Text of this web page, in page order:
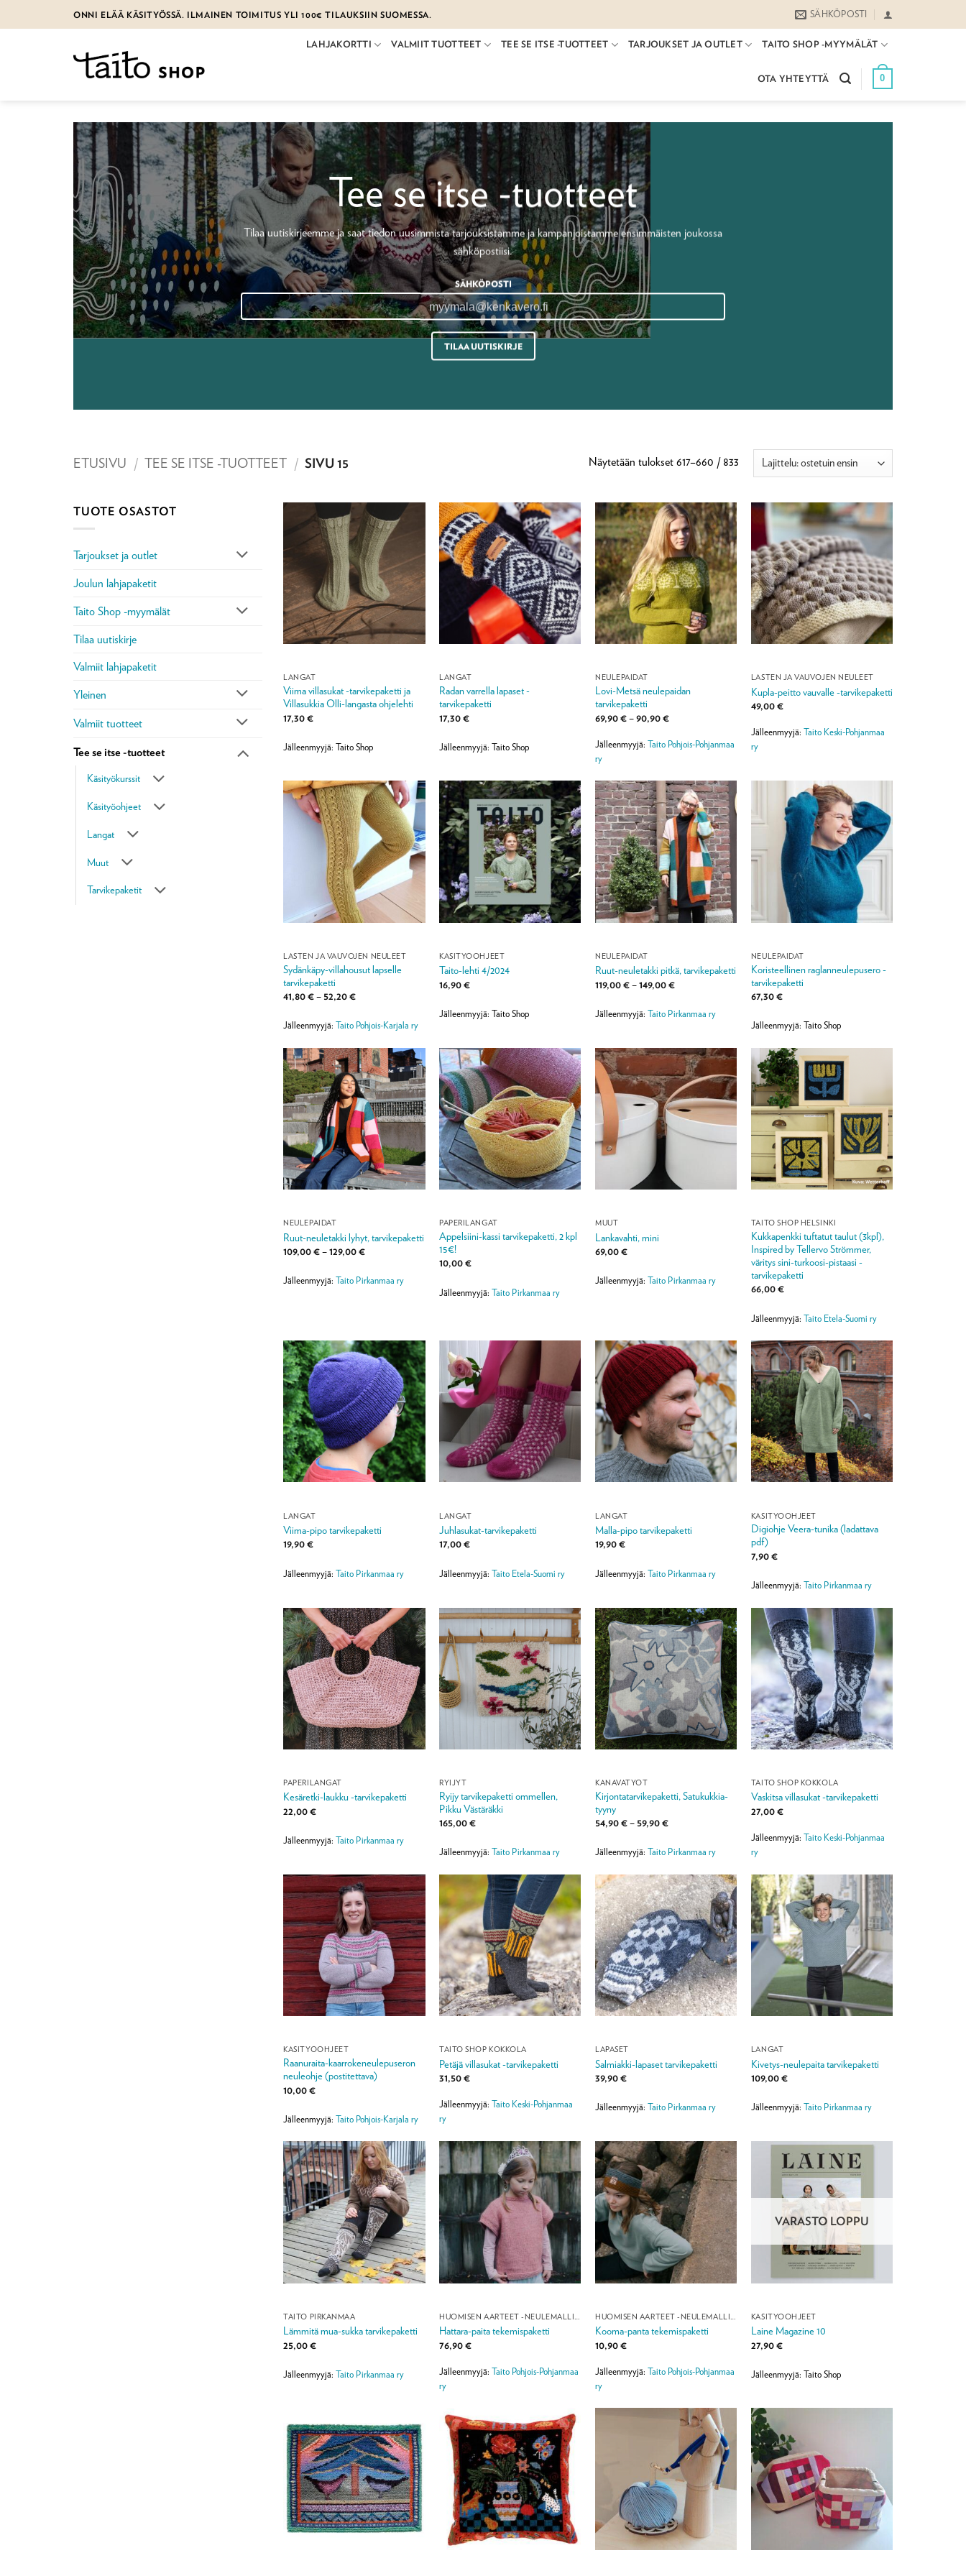
to
ONNI ELÄÄ KÄSITYÖSSÄ. ILMAINEN TOIMITUS YLI 100€ TILAUKSIIN SUOMESSA. SÄHKÖPOSTI
LAHJAKORTTI VALMIIT TUOTTEET TEE SE ITSE -TUOTTEET TARJOUKSET JA OUTLET TAITO SHOP -MYYMÄLÄT
OTA YHTEYTTÄ 0
Tee se itse -tuotteet
Tilaa uutiskirjeemme ja saat tiedon uusimmista tarjouksistamme ja kampanjoistamme ensimmäisten joukossa
sähköpostiisi.
SÄHKÖPOSTI
TILAA UUTISKIRJE
ETUSIVU / TEE SE ITSE -TUOTTEET / SIVU 15 Näytetään tulokset 617–660 / 833Suosituimmat
ensin
TUOTE OSASTOT
Tarjoukset ja outlet
Joulun lahjapaketit
Taito Shop -myymälät
Tilaa uutiskirje
Valmiit lahjapaketit
Yleinen
Valmiit tuotteet
Tee se itse -tuotteet
Käsityökurssit
Käsityöohjeet
Langat
Muut
Tarvikepaketit
LANGAT
Viima villasukat -tarvikepaketti ja
Villasukkia Olli-langasta ohjelehti
17,30€
Jälleenmyyjä: Taito Shop
LANGAT
Radan varrella lapaset -
tarvikepaketti
17,30€
Jälleenmyyjä: Taito Shop
NEULEPAIDAT
Lovi-Metsä neulepaidan
tarvikepaketti
69,90€–90,90€Hintaluokka:
90,90 €
Jälleenmyyjä:Taito Pohjois-Pohjanmaa
ry
LASTEN JA VAUVOJEN NEULEET
Kupla-peitto vauvalle -tarvikepaketti
49,00€
Jälleenmyyjä: Taito Keski-Pohjanmaa
ry
LASTEN JA VAUVOJEN NEULEET
Sydänkäpy-villahousut lapselle
tarvikepaketti
41,80€– 52,20€Hintaluokka:
52,20 €
Jälleenmyyjä:Taito Pohjois-Karjala ry
KÄSITYÖOHJEET
Taito-lehti 4/2024
16,90€
Jälleenmyyjä: Taito Shop
NEULEPAIDAT
Ruut-neuletakki pitkä, tarvikepaketti
119,00€–149,00€Hintaluokka:
149,00 €
Jälleenmyyjä:Taito Pirkanmaa ry
NEULEPAIDAT
Koristeellinen raglanneulepusero -
tarvikepaketti
67,30€
Jälleenmyyjä: Taito Shop
NEULEPAIDAT
Ruut-neuletakki lyhyt, tarvikepaketti
109,00€–129,00€Hintaluokka:
129,00 €
Jälleenmyyjä:Taito Pirkanmaa ry
PAPERILANGAT
Appelsiini-kassi tarvikepaketti, 2 kpl
15€!
10,00€
Jälleenmyyjä:Taito Pirkanmaa ry
MUUT
Lankavahti, mini
69,00€
Jälleenmyyjä:Taito Pirkanmaa ry
TAITO SHOP HELSINKI
Kukkapenkki tuftatut taulut (3kpl),
Inspired by Tellervo Strömmer,
väritys sini-turkoosi-pistaasi -
tarvikepaketti
66,00€
Jälleenmyyjä: Taito Etela-Suomi ry
LANGAT
Viima-pipo tarvikepaketti
19,90€
Jälleenmyyjä:Taito Pirkanmaa ry
LANGAT
Juhlasukat-tarvikepaketti
17,00€
Jälleenmyyjä:Taito Etela-Suomi ry
LANGAT
Malla-pipo tarvikepaketti
19,90€
Jälleenmyyjä:Taito Pirkanmaa ry
KÄSITYÖOHJEET
Digiohje Veera-tunika (ladattava
pdf)
7,90€
Jälleenmyyjä: Taito Pirkanmaa ry
PAPERILANGAT
Kesäretki-laukku -tarvikepaketti
22,00€
Jälleenmyyjä:Taito Pirkanmaa ry
RYIJYT
Ryijy tarvikepaketti ommellen,
Pikku Västäräkki
165,00€
Jälleenmyyjä:Taito Pirkanmaa ry
KANAVATYÖT
Kirjontatarvikepaketti, Satukukkia-
tyyny
54,90€– 59,90€Hintaluokka:
59,90 €
Jälleenmyyjä:Taito Pirkanmaa ry
TAITO SHOP KOKKOLA
Vaskitsa villasukat -tarvikepaketti
27,00€
Jälleenmyyjä: Taito Keski-Pohjanmaa
ry
KÄSITYÖOHJEET
Raanuraita-kaarrokeneulepuseron
neuleohje (postitettava)
10,00€
Jälleenmyyjä:Taito Pohjois-Karjala ry
TAITO SHOP KOKKOLA
Petäjä villasukat -tarvikepaketti
31,50€
Jälleenmyyjä:Taito Keski-Pohjanmaa
ry
LAPASET
Salmiakki-lapaset tarvikepaketti
39,90€
Jälleenmyyjä:Taito Pirkanmaa ry
LANGAT
Kivetys-neulepaita tarvikepaketti
109,00€
Jälleenmyyjä: Taito Pirkanmaa ry
TAITO PIRKANMAA
Lämmitä mua-sukka tarvikepaketti
25,00€
Jälleenmyyjä:Taito Pirkanmaa ry
HUOMISEN AARTEET -NEULEMALLISTO
Hattara-paita tekemispaketti
76,90€
Jälleenmyyjä:Taito Pohjois-Pohjanmaa
ry
HUOMISEN AARTEET -NEULEMALLISTO
Kooma-panta tekemispaketti
10,90€
Jälleenmyyjä:Taito Pohjois-Pohjanmaa
ry
VARASTO LOPPU
KÄSITYÖOHJEET
Laine Magazine 10
27,90€
Jälleenmyyjä: Taito Shop